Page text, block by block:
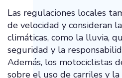
Las regulaciones locales
de velocidad y consideran
climáticas, como la lluvia,
seguridad y la
Además, los motociclistas
sobre el uso de carriles y la